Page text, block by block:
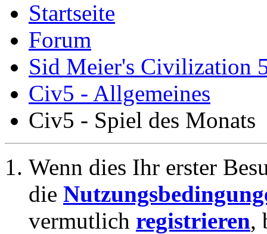
Forum
Sid Meier's Civilization
Civ5 - Allgemeines
Civ5 - Spiel des Monats
Wenn dies Ihr erster
die
vermutlich registrieren,